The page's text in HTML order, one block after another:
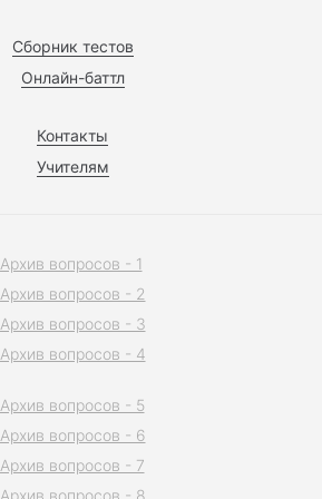
Сборник тестов
Онлайн-баттл
Контакты
Учителям
Архив вопросов - 1
Архив вопросов - 2
Архив вопросов - 3
Архив вопросов - 4
Архив вопросов - 5
Архив вопросов - 6
Архив вопросов - 7
Архив вопросов - 8